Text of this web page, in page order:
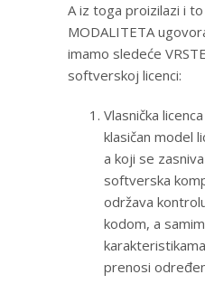
A iz toga proizilazi i
MODALITETA
imamo sledeće
softverskoj licenci:
Vlasnička
klasičan model
a koji se
softverska
održava
kodom, a
prenosi